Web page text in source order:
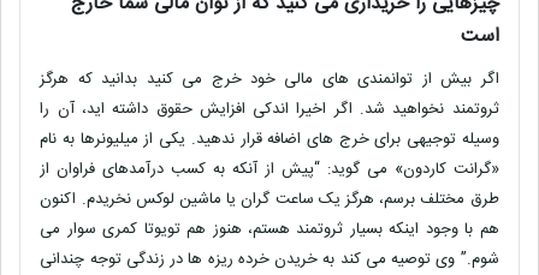
است
اگر بیش از توانمندی های مالی خود خرج می کنید بدانید که هرگز
ثروتمند نخواهید شد. اگر اخیرا اندکی افزایش حقوق داشته اید، آن را
وسیله توجیهی برای خرج های اضافه قرار ندهید. یکی از میلیونرها به نام
«گرانت کاردون» می گوید: “پیش از آنکه به کسب درآمدهای فراوان از
طرق مختلف برسم، هرگز یک ساعت گران یا ماشین لوکس نخریدم. اکنون
هم با وجود اینکه بسیار ثروتمند هستم، هنوز هم تویوتا کمری سوار می
شوم.” وی توصیه می کند به خریدن خرده ریزه ها در زندگی توجه چندانی